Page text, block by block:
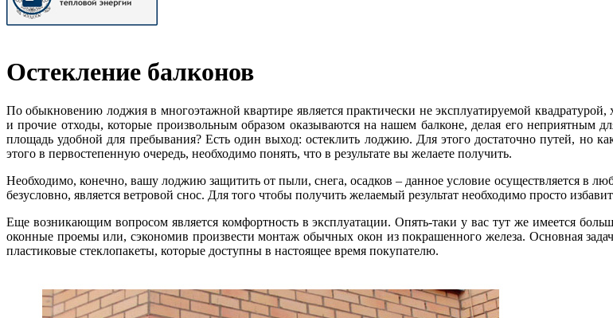
Остекление балконов
По обыкновению лоджия в многоэтажной квартире является практически не эксплуатируемой квадратурой,
и прочие отходы, которые произвольным образом оказываются на нашем балконе, делая его неприятным
площадь удобной для пребывания? Есть один выход: остеклить лоджию. Для этого достаточно путей, но
этого в первостепенную очередь, необходимо понять, что в результате вы желаете получить.
Необходимо, конечно, вашу лоджию защитить от пыли, снега, осадков – данное условие осуществляется в
безусловно, является ветровой снос. Для того чтобы получить желаемый результат необходимо просто
Еще возникающим вопросом является комфортность в эксплуатации. Опять-таки у вас тут же имеется
оконные проемы или, сэкономив произвести монтаж обычных окон из покрашенного железа. Основная
пластиковые стеклопакеты, которые доступны в настоящее время покупателю.